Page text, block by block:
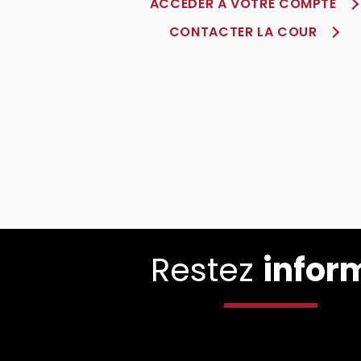
CONTACTER LA COUR
Restez